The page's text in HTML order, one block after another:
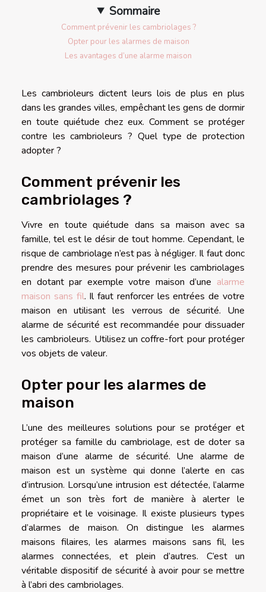
Sommaire
Comment prévenir les cambriolages ?
Opter pour les alarmes de maison
Les avantages d’une alarme maison
Les cambrioleurs dictent leurs lois de plus en plus
dans les grandes villes, empêchant les gens de dormir
en toute quiétude chez eux. Comment se protéger
contre les cambrioleurs ? Quel type de protection
adopter ?
Comment prévenir les
cambriolages ?
Vivre en toute quiétude dans sa maison avec sa
famille, tel est le désir de tout homme. Cependant, le
risque de cambriolage n’est pas à négliger. Il faut donc
prendre des mesures pour prévenir les cambriolages
en dotant par exemple votre maison d’une alarme
maison sans fil. Il faut renforcer les entrées de votre
maison en utilisant les verrous de sécurité. Une
alarme de sécurité est recommandée pour dissuader
les cambrioleurs. Utilisez un coffre-fort pour protéger
vos objets de valeur.
Opter pour les alarmes de
maison
L’une des meilleures solutions pour se protéger et
protéger sa famille du cambriolage, est de doter sa
maison d’une alarme de sécurité. Une alarme de
maison est un système qui donne l’alerte en cas
d’intrusion. Lorsqu’une intrusion est détectée, l’alarme
émet un son très fort de manière à alerter le
propriétaire et le voisinage. Il existe plusieurs types
d’alarmes de maison. On distingue les alarmes
maisons filaires, les alarmes maisons sans fil, les
alarmes connectées, et plein d’autres. C’est un
véritable dispositif de sécurité à avoir pour se mettre
à l’abri des cambriolages.